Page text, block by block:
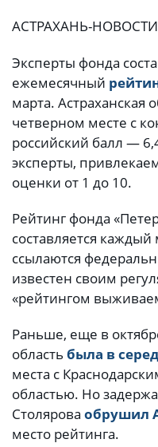
АСТРАХАНЬ-
Эксперты фонда
ежемесячный
марта. Астраханская
четверном месте с
российский балл —
эксперты,
оценки от 1 до 10.
Рейтинг фонда
составляется
ссылаются
известен своим
«рейтингом
Раньше, еще в
область была в
места с
областью. Но
Столярова обрушил
место рейтинга.